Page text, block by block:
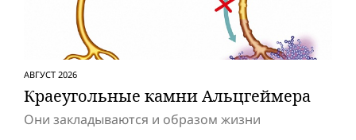
АВГУСТ 2026
Краеугольные камни Альцгеймера
Они закладываются и образом жизни